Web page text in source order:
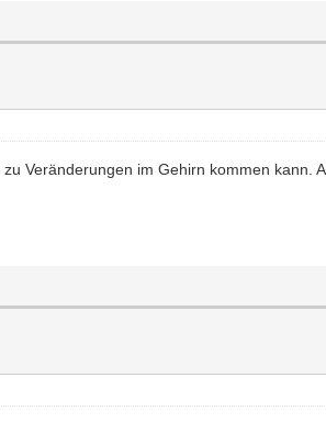
Veränderungen im Gehirn kommen kann.